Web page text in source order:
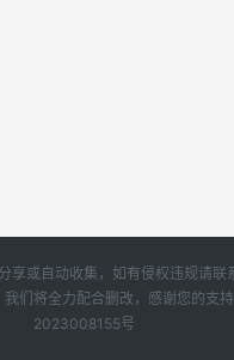
享或自动收集，如有侵权违规请联
们将全力配合删改，感谢您的支持
2023008155号